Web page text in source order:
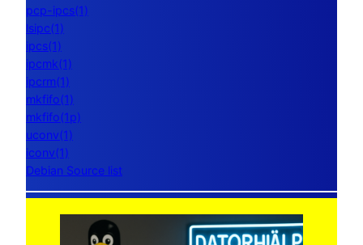
pcp-ipcs(1)
lsipc(1)
ipcs(1)
ipcmk(1)
ipcrm(1)
mkfifo(1)
mkfifo(1p)
uconv(1)
iconv(1)
Debian Source list